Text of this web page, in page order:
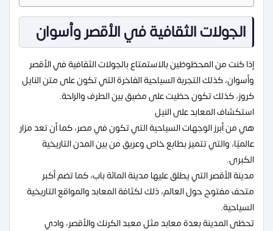
الجولات الثقافية في الأقصر وأسوان
إذا كنت من المحظوظين بالاستمتاع بالجولات الثقافية في الأقصر
وأسوان، كذلك التجربة السياحية الفاخرة التي تكون على متن النايل
كروز، كذلك تكون حظيت على مضيق بين الطرف والراحة.
استكشاف المعابد على النيل
هي من أبرز الوجهات السياحية التي تكون في مصر، كما أن تعد مزار
عالميًا، والتي تتميز بطابع خاص وعريق من بين المدن التاريخية
الكبرى.
مدينة الأقصر التي يطلق عليها مدينة المائة باب، كما تضم أكبر
متحف مفتوح حول العالم، ذلك لكثافة المعابد والمواقع التاريخية
السياحية.
تحظى المدينة بعدة معابد مثل معبد الكرنك والأقصر، وادي